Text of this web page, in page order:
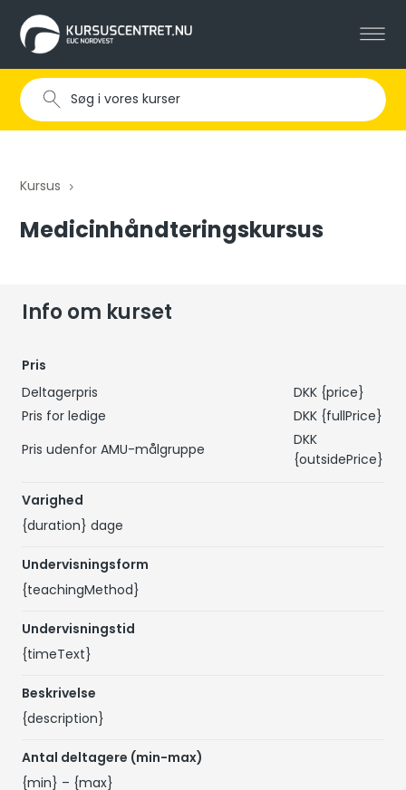
Kursus 5
Medicinhåndteringskursus
Info om kurset
Pris
Deltagerpris
DKK {price}
Pris for ledige
DKK {fullPrice}
Pris udenfor AMU-målgruppe
DKK
{outsidePrice}
Varighed
{duration} dage
Undervisningsform
{teachingMethod}
Undervisningstid
{timeText}
Beskrivelse
{description}
Antal deltagere (min-max)
{min} – {max}